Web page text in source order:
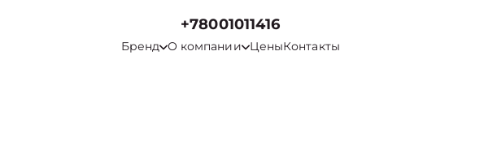
+78001011416
Бренд О компании ЦеныКонтакты